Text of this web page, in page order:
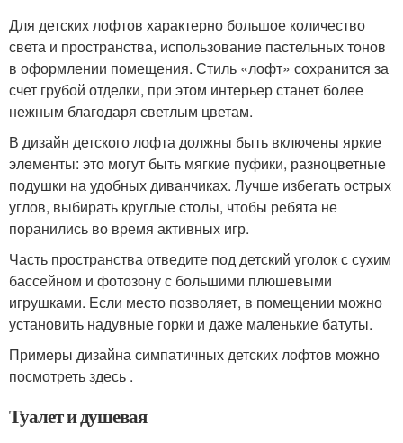
Для детских лофтов характерно большое количество
света и пространства, использование пастельных тонов
в оформлении помещения. Стиль «лофт» сохранится за
счет грубой отделки, при этом интерьер станет более
нежным благодаря светлым цветам.
В дизайн детского лофта должны быть включены яркие
элементы: это могут быть мягкие пуфики, разноцветные
подушки на удобных диванчиках. Лучше избегать острых
углов, выбирать круглые столы, чтобы ребята не
поранились во время активных игр.
Часть пространства отведите под детский уголок с сухим
бассейном и фотозону с большими плюшевыми
игрушками. Если место позволяет, в помещении можно
установить надувные горки и даже маленькие батуты.
Примеры дизайна симпатичных детских лофтов можно
посмотреть здесь .
Туалет и душевая